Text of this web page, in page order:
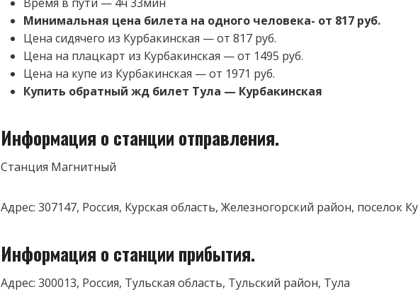
Минимальная цена билета на одного человека- от 817 руб.
Цена сидячего из Курбакинская — от 817 руб.
Цена на плацкарт из Курбакинская — от 1495 руб.
Цена на купе из Курбакинская — от 1971 руб.
Купить обратный жд билет Тула — Курбакинская
Информация о станции отправления.
Станция Магнитный
Адрес: 307147, Россия, Курская область, Железногорский район, поселок
Информация о станции прибытия.
Адрес: 300013, Россия, Тульская область, Тульский район, Тула